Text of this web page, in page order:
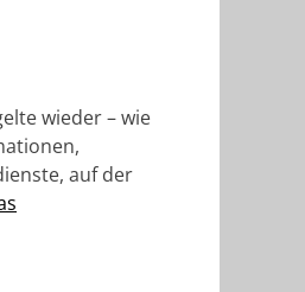
wieder – wie
auf der